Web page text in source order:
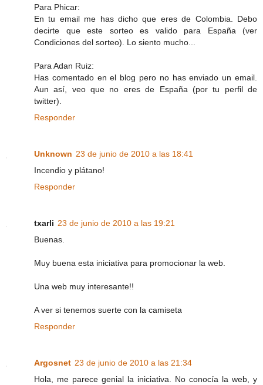
Para Phicar:
En tu email me has dicho que eres de Colombia. Debo
decirte que este sorteo es valido para España (ver
Condiciones del sorteo). Lo siento mucho...
Para Adan Ruiz:
Has comentado en el blog pero no has enviado un email.
Aun así, veo que no eres de España (por tu perfil de
twitter).
Responder
Unknown 23 de junio de 2010 a las 18:41
Incendio y plátano!
Responder
txarli 23 de junio de 2010 a las 19:21
Buenas.
Muy buena esta iniciativa para promocionar la web.
Una web muy interesante!!
A ver si tenemos suerte con la camiseta
Responder
Argosnet 23 de junio de 2010 a las 21:34
Hola, me parece genial la iniciativa. No conocía la web, y